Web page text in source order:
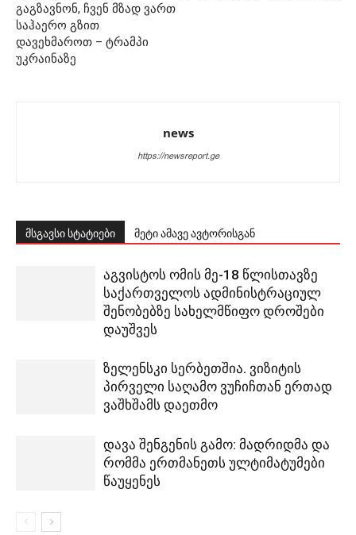
გაგზავნონ, ჩვენ მზად ვართ
საჰაერო გზით
დავეხმაროთ – ტრამპი
უკრაინაზე
news
https://newsreport.ge
მსგავსი სტატიები მეტი ამავე ავტორისგან
აგვისტოს ომის მე-18 წლისთავზე
საქართველოს ადმინისტრაციულ
შენობებზე სახელმწიფო დროშები
დაუშვეს
ზელენსკი სერბეთშია. ვიზიტის
პირველი საღამო ვუჩიჩთან ერთად
ვაშხშამს დაეთმო
დავა შენგენის გამო: მადრიდმა და
რომმა ერთმანეთს ულტიმატუმები
წაუყენეს